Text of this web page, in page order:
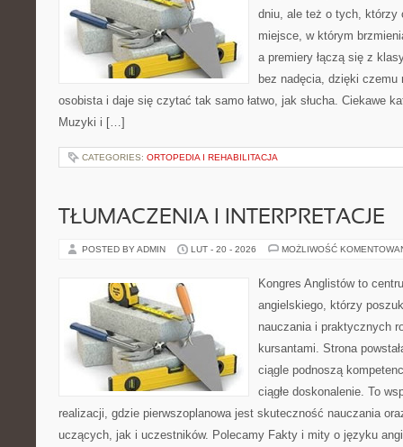
dniu, ale też o tych, którzy
miejsce, w którym
a premiery łączą się z
bez nadęcia, dzięki
osobista i daje się czytać tak samo łatwo, jak słucha. Ciekawe
Muzyki i […]
CATEGORIES: ORTOPEDIA I REHABILITACJA
TŁUMACZENIA I INTERPRETACJE
POSTED BY ADMIN LUT - 20 - 2026 MOŻLIWOŚĆ
Kongres Anglistów to
angielskiego, którzy
nauczania i praktycznych
kursantami. Strona
ciągle podnoszą
ciągłe doskonalenie. To
realizacji, gdzie pierwszoplanowa jest skuteczność nauczania
uczących, jak i uczestników. Polecamy Fakty i mity o języku